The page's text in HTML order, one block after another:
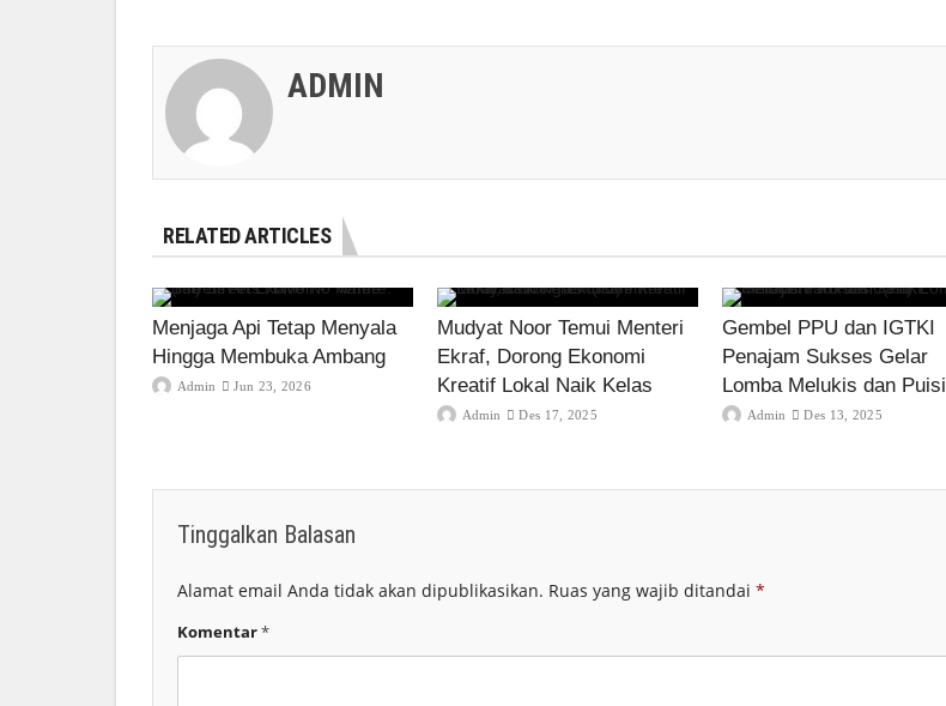
ADMIN
RELATED ARTICLES
Menjaga Api Tetap Menyala
Hingga Membuka Ambang
Admin Jun 23, 2026
Mudyat Noor Temui Menteri
Ekraf, Dorong Ekonomi
Kreatif Lokal Naik Kelas
Admin Des 17, 2025
Gembel PPU dan IGTKI
Penajam Sukses Gelar
Lomba Melukis dan Puisi
Admin Des 13, 2025
Tinggalkan Balasan
Alamat email Anda tidak akan dipublikasikan. Ruas yang wajib ditandai *
Komentar*